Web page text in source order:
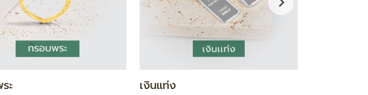
กำไล / สร้อยข้อมือ